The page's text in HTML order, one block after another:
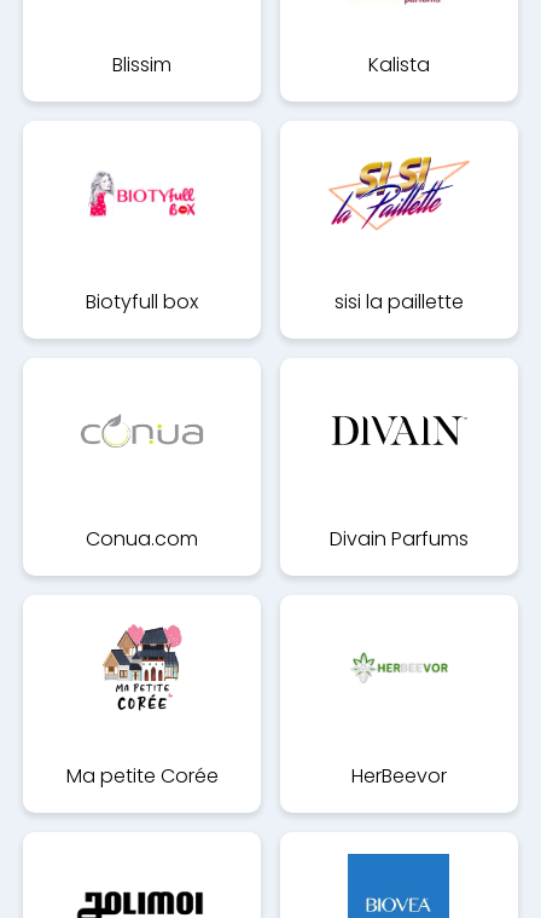
Blissim Kalista
Biotyfull box sisi la paillette
Conua.com Divain Parfums
Ma petite Corée HerBeevor